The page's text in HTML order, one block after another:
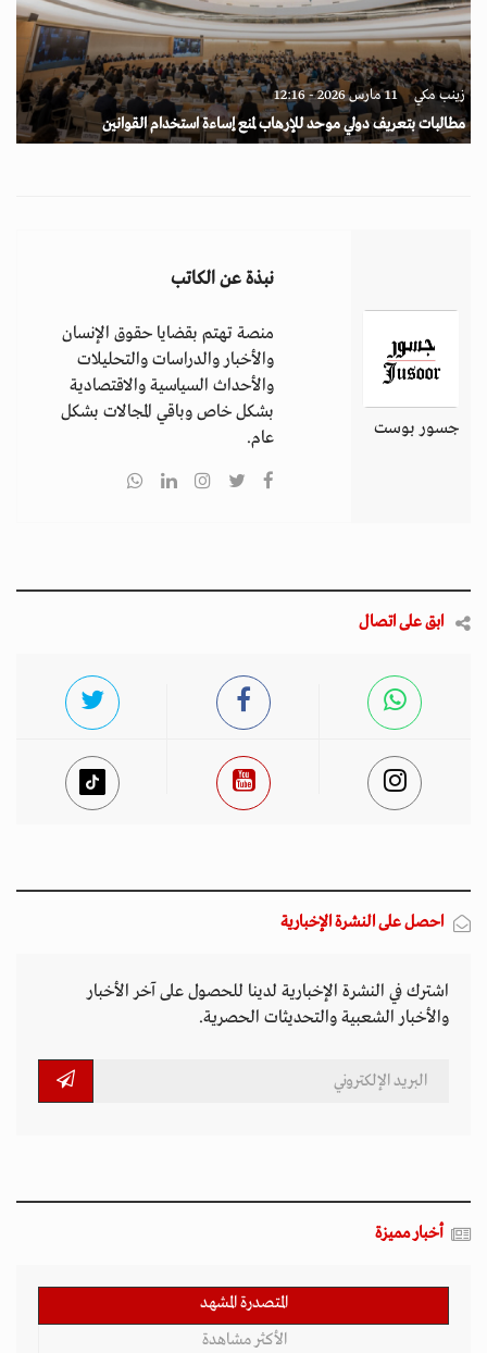
زينب مكي 11 مارس 2026 - 12:16
مطالبات بتعريف دولي موحد للإرهاب لمنع إساءة استخدام القوانين
جسور بوست
نبذة عن الكاتب
منصة تهتم بقضايا حقوق الإنسان
والأخبار والدراسات والتحليلات
والأحداث السياسية والاقتصادية
بشكل خاص وباقي المجالات بشكل
عام.
ابق على اتصال
احصل على النشرة الإخبارية
اشترك في النشرة الإخبارية لدينا للحصول على آخر الأخبار
والأخبار الشعبية والتحديثات الحصرية.
أخبار مميزة
المتصدرة المشهد
الأكثر مشاهدة